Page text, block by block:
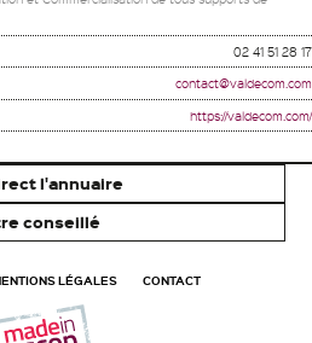
02 41 51 28 17
contact@valdecom.com
https://valdecom.com/
l'annuaire
conseillé
LÉGALES CONTACT